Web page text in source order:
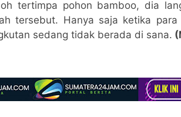
tertimpa pohon bamboo, dia
tersebut. Hanya saja ketika
sedang tidak berada di sana.